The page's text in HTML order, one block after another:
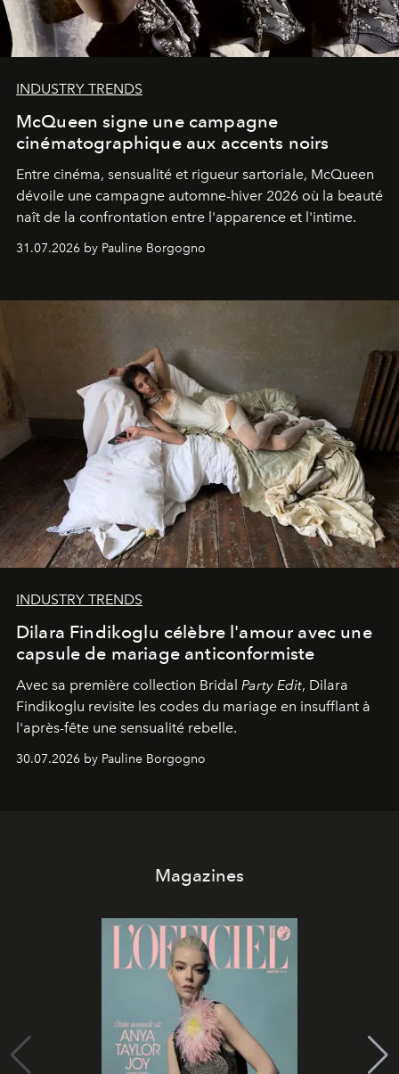
INDUSTRY TRENDS
McQueen signe une campagne
cinématographique aux accents noirs
Entre cinéma, sensualité et rigueur sartoriale, McQueen
dévoile une campagne automne-hiver 2026 où la beauté
naît de la confrontation entre l'apparence et l'intime.
31.07.2026 by Pauline Borgogno
INDUSTRY TRENDS
Dilara Findikoglu célèbre l'amour avec une
capsule de mariage anticonformiste
Avec sa première collection Bridal Party Edit, Dilara
Findikoglu revisite les codes du mariage en insufflant à
l'après-fête une sensualité rebelle.
30.07.2026 by Pauline Borgogno
Magazines